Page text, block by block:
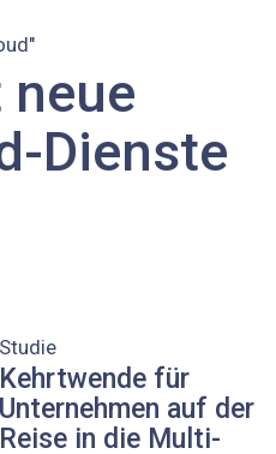
neue
Dienste
Studie
Kehrtwende für
Unternehmen auf der
Reise in die Multi-